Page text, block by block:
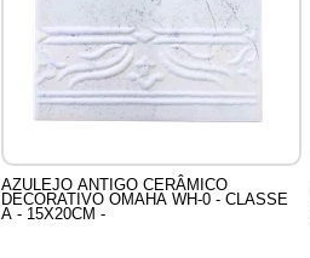
AZULEJO ANTIGO CERÂMICO
DECORATIVO OMAHA WH-0 - CLASSE
A - 15X20CM -